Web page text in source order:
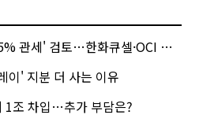
세' 검토…한화큐셀·OCI 영향은?
이' 지분 더 사는 이유
1조 차입…추가 부담은?